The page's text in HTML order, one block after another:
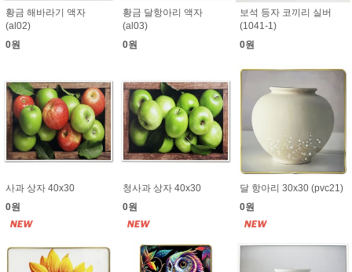
황금 해바라기 액자
(al02)
0원
황금 달항아리 액자
(al03)
0원
보석 등자 코끼리 실버
(1041-1)
0원
사과 상자 40x30
0원
청사과 상자 40x30
0원
달 항아리 30x30 (pvc21)
0원